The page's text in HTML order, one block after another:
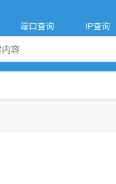
端口查询 IP查询